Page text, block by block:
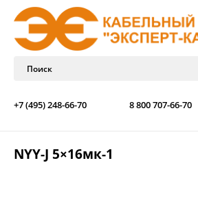
+7 (495) 248-66-70 8 800 707-66-70
NYY-J 5×16мк-1